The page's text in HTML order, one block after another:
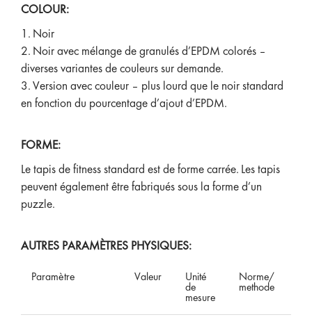
COLOUR:
1. Noir
2. Noir avec mélange de granulés d’EPDM colorés –
diverses variantes de couleurs sur demande.
3. Version avec couleur – plus lourd que le noir standard
en fonction du pourcentage d’ajout d’EPDM.
FORME:
Le tapis de fitness standard est de forme carrée. Les tapis
peuvent également être fabriqués sous la forme d’un
puzzle.
AUTRES PARAMÈTRES PHYSIQUES:
Paramètre Valeur
Unité
de
mesure
Norme/
methode